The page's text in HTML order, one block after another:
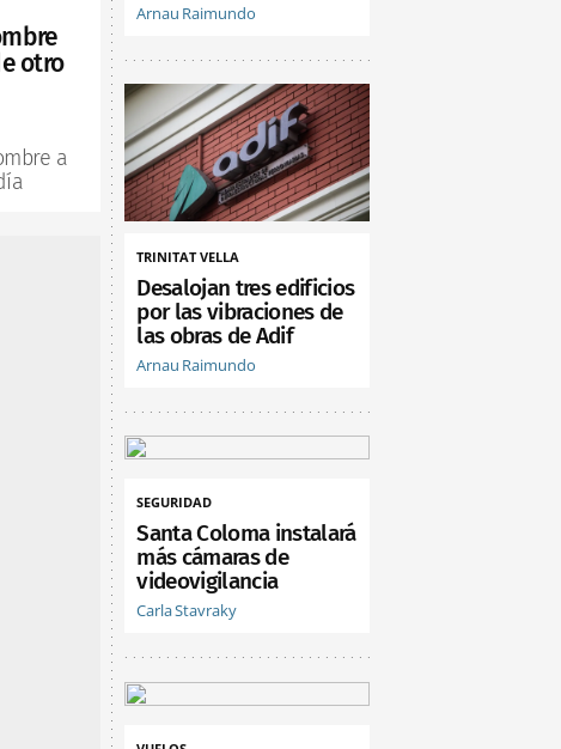
otro
a
Arnau Raimundo
TRINITAT VELLA
Desalojan tres edificios
por las vibraciones de
las obras de Adif
Arnau Raimundo
SEGURIDAD
Santa Coloma instalará
más cámaras de
videovigilancia
Carla Stavraky